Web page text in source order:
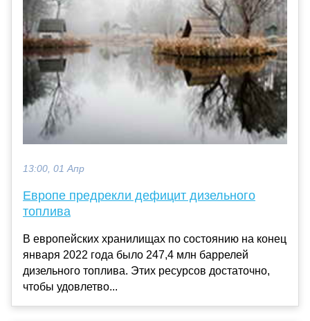
13:00, 01 Апр
Европе предрекли дефицит дизельного
топлива
В европейских хранилищах по состоянию на конец
января 2022 года было 247,4 млн баррелей
дизельного топлива. Этих ресурсов достаточно,
чтобы удовлетво...